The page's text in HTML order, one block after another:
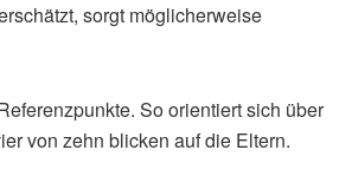
sorgt möglicherweise
So orientiert sich über
von zehn blicken auf die Eltern.